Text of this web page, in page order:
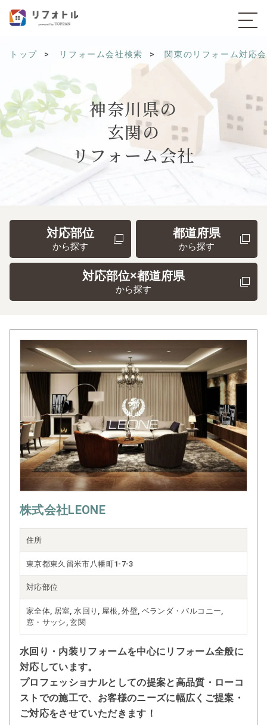
トップ リフォーム会社検索 関東のリフォーム対応
神奈川県の
玄関の
リフォーム会社
対応部位
から探す
都道府県
から探す
対応部位×都道府県
から探す
株式会社LEONE
住所
東京都東久留米市八幡町1-7-3
対応部位
家全体, 居室, 水回り, 屋根, 外壁, ベランダ・バルコニー,
窓・サッシ, 玄関
水回り・内装リフォームを中心にリフォーム全般に
対応しています。
プロフェッショナルとしての提案と高品質・ローコ
ストでの施工で、お客様のニーズに幅広くご提案・
ご対応をさせていただきます！